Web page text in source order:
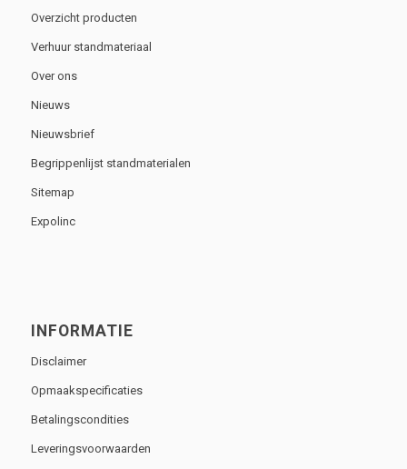
Overzicht producten
Verhuur standmateriaal
Over ons
Nieuws
Nieuwsbrief
Begrippenlijst standmaterialen
Sitemap
Expolinc
INFORMATIE
Disclaimer
Opmaakspecificaties
Betalingscondities
Leveringsvoorwaarden